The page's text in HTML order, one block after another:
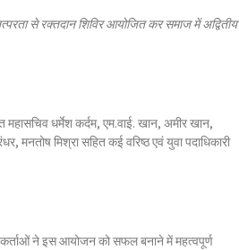
से रक्तदान शिविर आयोजित कर समाज में अद्वितीय
महासचिव धर्मेश कर्दम,एम.वाई. खान,अमीर खान,
,मनतोष मिश्रासहित कई वरिष्ठ एवं युवा पदाधिकारी
ने इस आयोजन को सफल बनाने में महत्वपूर्ण